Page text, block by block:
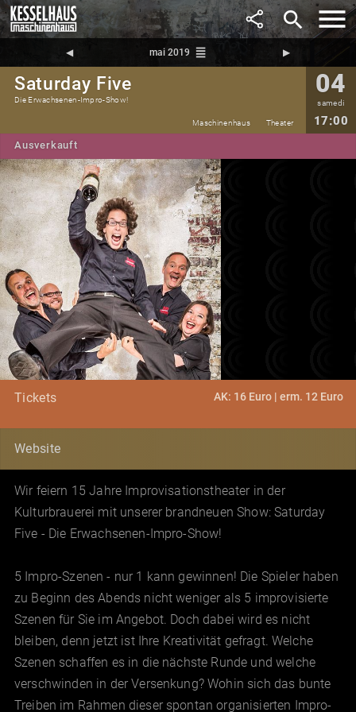
search
◀︎ mai 2019 reorder ▶︎
Saturday Five
Die Erwachsenen-Impro-Show!
04
samedi
17:00
Maschinenhaus Theater
Ausverkauft
Tickets AK: 16 Euro | erm. 12 Euro
Website
Wir feiern 15 Jahre Improvisationstheater in der
Kulturbrauerei mit unserer brandneuen Show: Saturday
Five - Die Erwachsenen-Impro-Show!
5 Impro-Szenen - nur 1 kann gewinnen! Die Spieler haben
zu Beginn des Abends nicht weniger als 5 improvisierte
Szenen für Sie im Angebot. Doch dabei wird es nicht
bleiben, denn jetzt ist Ihre Kreativität gefragt. Welche
Szenen schaffen es in die nächste Runde und welche
verschwinden in der Versenkung? Wohin sich das bunte
Treiben im Rahmen dieser spontan organisierten Impro-